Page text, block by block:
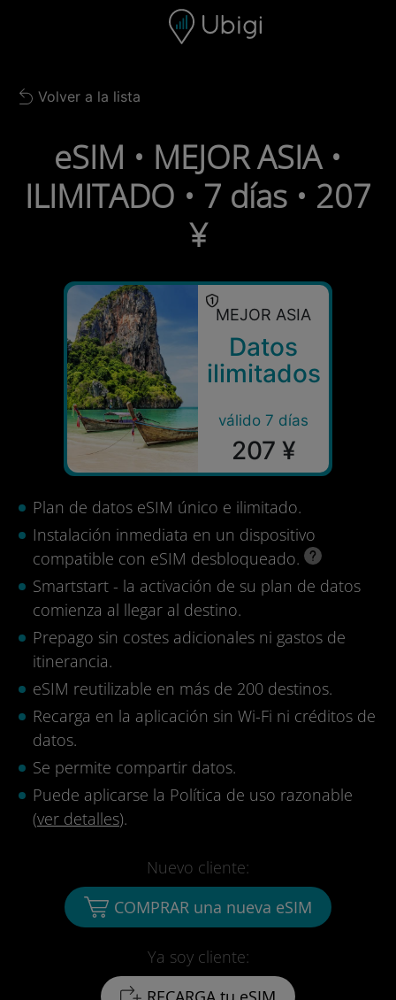
Barra de navegación
Back to list
Volver a la lista
eSIM • MEJOR ASIA •
ILIMITADO • 7 días • 207
¥
MEJOR ASIA
Datos
ilimitados
válido 7 días
207 ¥
Plan de datos eSIM único e ilimitado.
Instalación inmediata en un dispositivo
compatible con eSIM desbloqueado.
Smartstart - la activación de su plan de datos
comienza al llegar al destino.
Prepago sin costes adicionales ni gastos de
itinerancia.
eSIM reutilizable en más de 200 destinos.
Recarga en la aplicación sin Wi-Fi ni créditos de
datos.
Se permite compartir datos.
Puede aplicarse la Política de uso razonable
(ver detalles).
Ya soy cliente:
Nuevo cliente:
COMPRAR una nueva eSIM